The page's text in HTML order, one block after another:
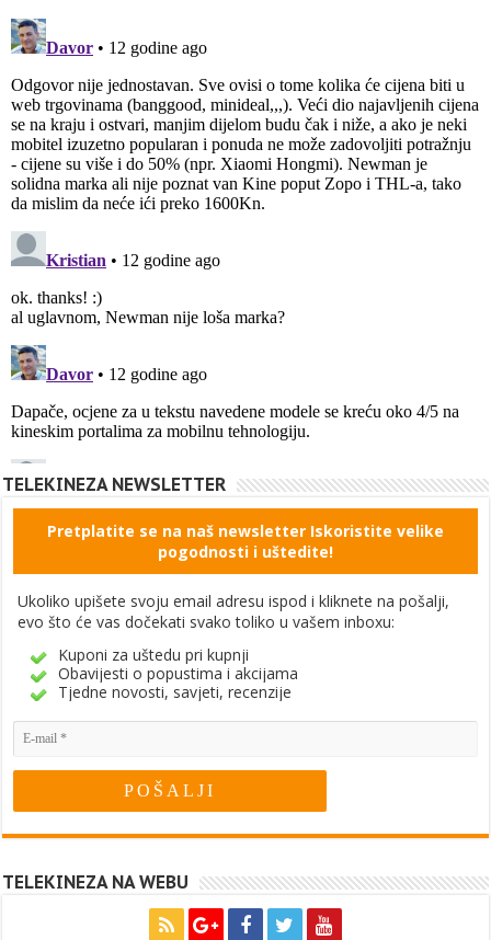
TELEKINEZA NEWSLETTER
Pretplatite se na naš newsletter Iskoristite velike
pogodnosti i uštedite!
Ukoliko upišete svoju email adresu ispod i kliknete na pošalji,
evo što će vas dočekati svako toliko u vašem inboxu:
Kuponi za uštedu pri kupnji
Obavijesti o popustima i akcijama
Tjedne novosti, savjeti, recenzije
TELEKINEZA NA WEBU